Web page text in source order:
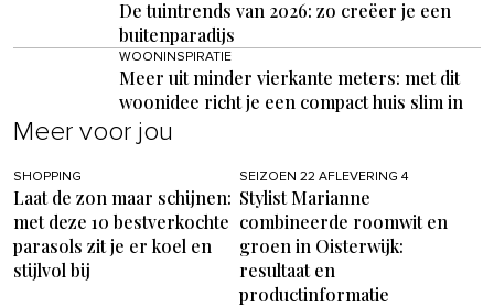
De tuintrends van 2026: zo creëer je een
buitenparadijs
WOONINSPIRATIE
Meer uit minder vierkante meters: met dit
woonidee richt je een compact huis slim in
Meer voor jou
SHOPPING
Laat de zon maar schijnen:
met deze 10 bestverkochte
parasols zit je er koel en
stijlvol bij
SEIZOEN 22 AFLEVERING 4
Stylist Marianne
combineerde roomwit en
groen in Oisterwijk:
resultaat en
productinformatie